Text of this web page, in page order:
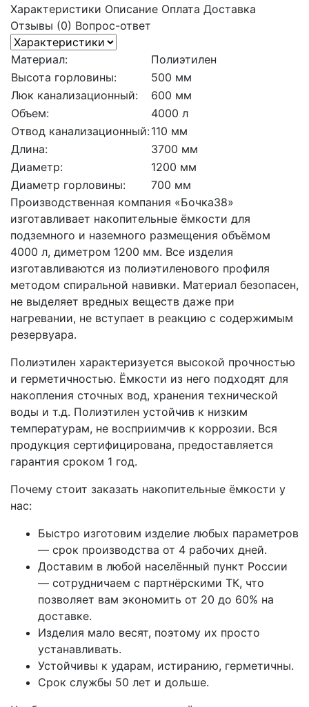
Характеристики Описание Оплата Доставка
Отзывы (0) Вопрос-ответ
Материал:
Полиэтилен
Высота горловины:
500 мм
Люк канализационный:
600 мм
Объем:
4000 л
Отвод канализационный:110 мм
Длина:
3700 мм
Диаметр:
1200 мм
Диаметр горловины:
700 мм
Производственная компания «Бочка38»
изготавливает накопительные ёмкости для
подземного и наземного размещения объёмом
4000 л, диметром 1200 мм. Все изделия
изготавливаются из полиэтиленового профиля
методом спиральной навивки. Материал безопасен,
не выделяет вредных веществ даже при
нагревании, не вступает в реакцию с содержимым
резервуара.
Полиэтилен характеризуется высокой прочностью
и герметичностью. Ёмкости из него подходят для
накопления сточных вод, хранения технической
воды и т.д. Полиэтилен устойчив к низким
температурам, не восприимчив к коррозии. Вся
продукция сертифицирована, предоставляется
гарантия сроком 1 год.
Почему стоит заказать накопительные ёмкости у
нас:
Быстро изготовим изделие любых параметров
— срок производства от 4 рабочих дней.
Доставим в любой населённый пункт России
— сотрудничаем с партнёрскими ТК, что
позволяет вам экономить от 20 до 60% на
доставке.
Изделия мало весят, поэтому их просто
устанавливать.
Устойчивы к ударам, истиранию, герметичны.
Срок службы 50 лет и дольше.